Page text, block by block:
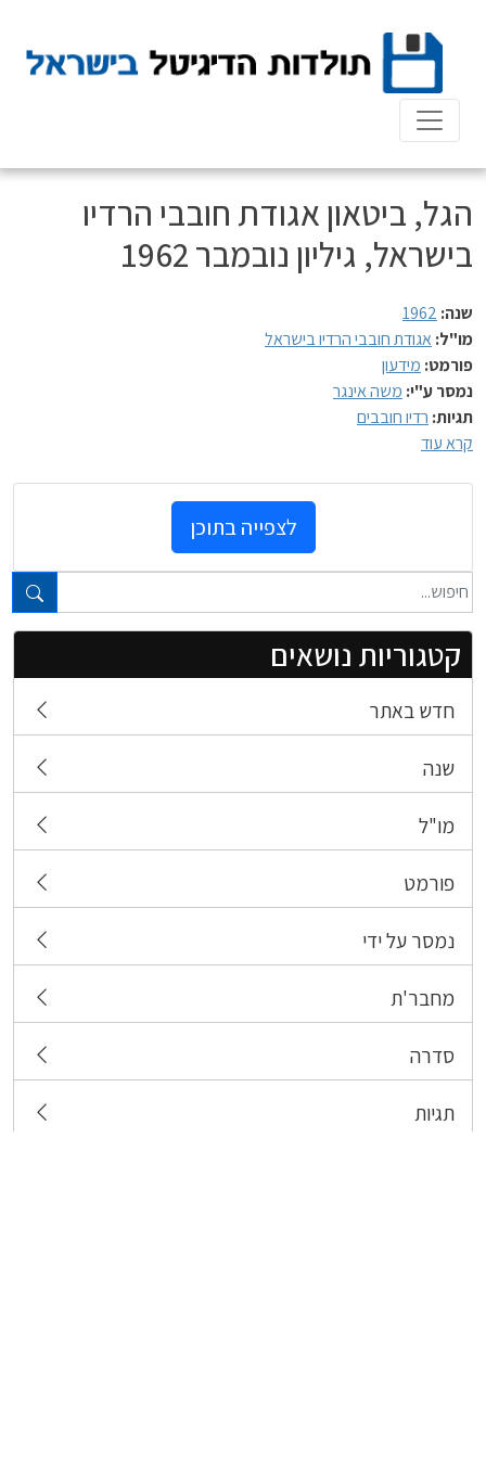
content
טקסט חופשי...
קטגוריות נושאים
חדש באתר
שנה
מו"ל
פורמט
נמסר על ידי
מחבר'ת
סדרה
תגיות
הגל, ביטאון אגודת חובבי הרדיו
בישראל, גיליון נובמבר 1962
שנה: 1962
מו"ל: אגודת חובבי הרדיו בישראל
פורמט: מידעון
נמסר ע"י: משה אינגר
תגיות: רדיו חובבים
קרא עוד
לצפייה בתוכן